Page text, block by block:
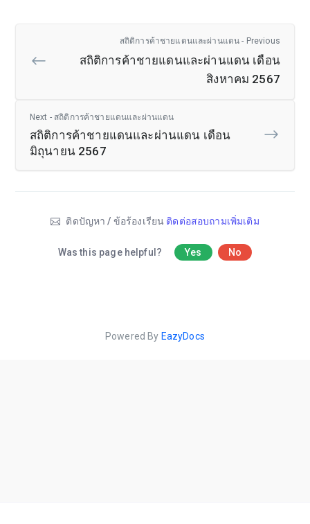
สถิติการค้าชายแดนและผ่านแดน - Previous
สถิติการค้าชายแดนและผ่านแดน เดือน
สิงหาคม 2567
Next - สถิติการค้าชายแดนและผ่านแดน
สถิติการค้าชายแดนและผ่านแดน เดือน
มิถุนายน 2567
ติดปัญหา / ข้อร้องเรียน ติดต่อสอบถามเพิ่มเติม
Was this page helpful? Yes No
Powered By EazyDocs